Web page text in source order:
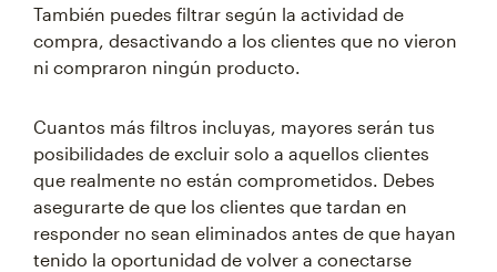
También puedes filtrar según la actividad de
compra, desactivando a los clientes que no vieron
ni compraron ningún producto.
Cuantos más filtros incluyas, mayores serán tus
posibilidades de excluir solo a aquellos clientes
que realmente no están comprometidos. Debes
asegurarte de que los clientes que tardan en
responder no sean eliminados antes de que hayan
tenido la oportunidad de volver a conectarse